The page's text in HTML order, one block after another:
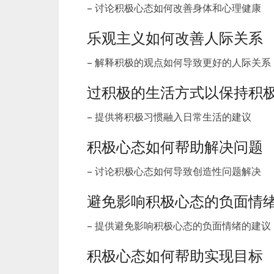
– 讨论积极心态如何改善身体和心理健康
乐观主义如何改善人际关系
– 解释积极的观点如何导致更好的人际关系
过积极的生活方式以保持积
– 提供将积极习惯融入日常生活的建议
积极心态如何帮助解决问题
– 讨论积极心态如何导致创造性问题解决
避免影响积极心态的负面情
– 提供避免影响积极心态的负面情绪的建议
积极心态如何帮助实现目标